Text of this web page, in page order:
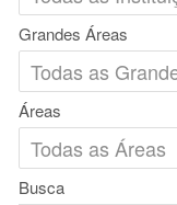
Grandes Áreas
Áreas
Busca